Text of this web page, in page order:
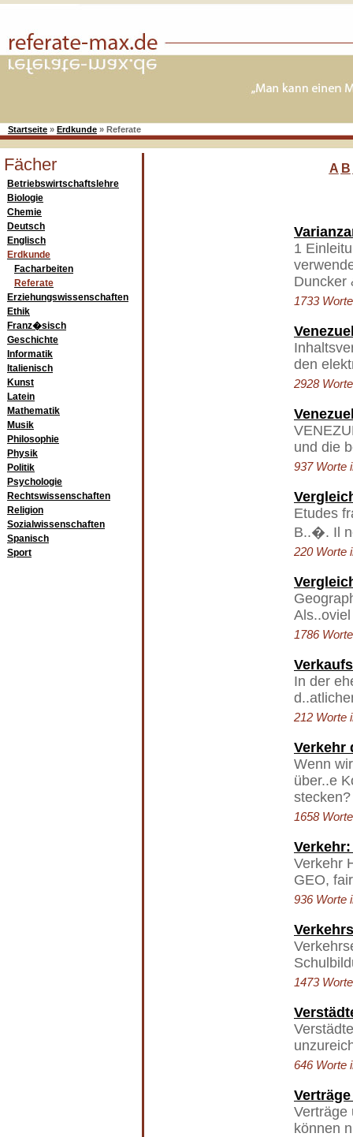
Startseite » Erdkunde » Referate
Fächer
Betriebswirtschaftslehre
Biologie
Chemie
Deutsch
Englisch
Erdkunde
Facharbeiten
Referate
Erziehungswissenschaften
Ethik
Franz�sisch
Geschichte
Informatik
Italienisch
Kunst
Latein
Mathematik
Musik
Philosophie
Physik
Politik
Psychologie
Rechtswissenschaften
Religion
Sozialwissenschaften
Spanisch
Sport
A B
1
Duncker
1733
den
2928
und die
937 Worte
Etudes
B..�. Il
220 Worte
1786
In der
212 Worte
Verkehr
Wenn
über..e
stecken?
1658
Verkehr
GEO,
936 Worte
1473
646 Worte
Verträge
können